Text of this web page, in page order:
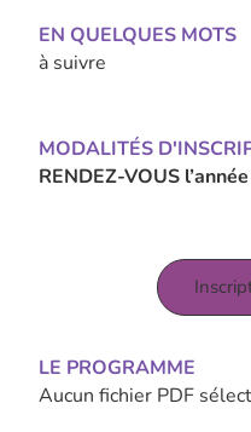
MODALITÉS
RENDEZ-VOUS
LE PROGRAMME
Aucun fichier PDF
EN QUELQUES MOTS
à suivre